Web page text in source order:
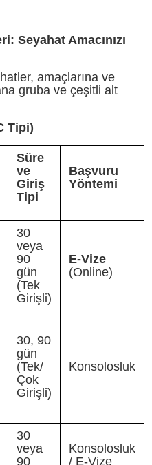
Seyahat Amacınızı
amaçlarına ve
gruba ve çeşitli alt
Tipi)
Süre
ve
Giriş
Tipi
Başvuru
Yöntemi
30
veya
90
gün
(Tek
Girişli)
E-Vize
(Online)
30, 90
gün
(Tek/
Çok
Girişli)
Konsolosluk
30
veya
90
Konsolosluk
/ E-Vize